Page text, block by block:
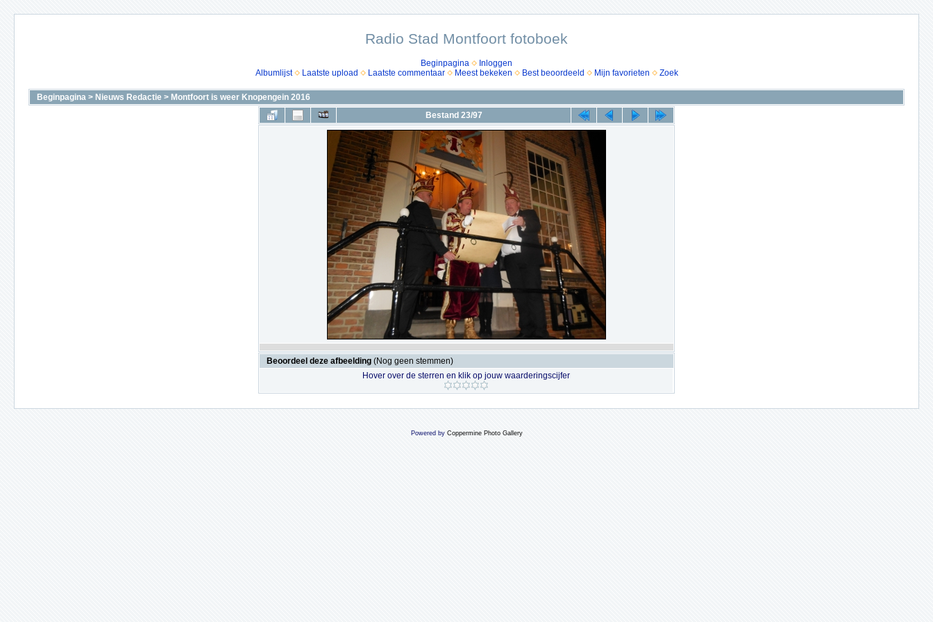
Radio Stad Montfoort fotoboek
Beginpagina
Inloggen
Albumlijst
Laatste upload Laatste commentaar Meest bekeken Best beoordeeld Mijn favorieten Zoek
Beginpagina > Nieuws Redactie > Montfoort is weer Knopengein 2016
Bestand 23/97
Beoordeel deze afbeelding (Nog geen stemmen)
Hover over de sterren en klik op jouw waarderingscijfer
Powered by Coppermine Photo Gallery